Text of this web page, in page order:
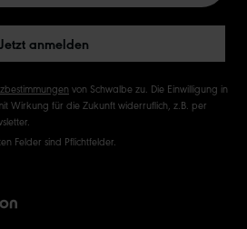
anmelden
von Schwalbe zu. Die Einwilligung in
Wirkung für die Zukunft widerruflich, z.B. per
Felder sind Pflichtfelder.